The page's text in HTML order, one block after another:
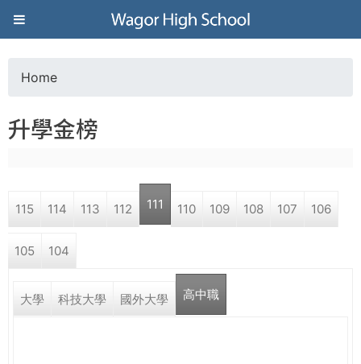
Jump to navigation
葳
格
高
學
o
a
r
e
Home
升學金榜
115 114 113 112 111 110 109 108 107 106
105 104
大學 科技大學 國外大學 高中職